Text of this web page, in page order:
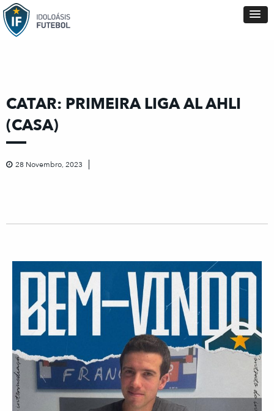
CATAR: PRIMEIRA LIGA AL AHLI
(CASA)
28 Novembro, 2023